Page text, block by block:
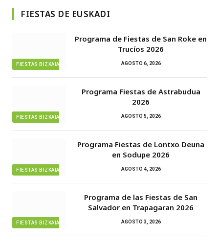
FIESTAS DE EUSKADI
FIESTAS BIZKAIA
Programa de Fiestas de San Roke en
Trucíos 2026
AGOSTO 6, 2026
FIESTAS BIZKAIA
Programa Fiestas de Astrabudua
2026
AGOSTO 5, 2026
FIESTAS BIZKAIA
Programa Fiestas de Lontxo Deuna
en Sodupe 2026
AGOSTO 4, 2026
FIESTAS BIZKAIA
Programa de las Fiestas de San
Salvador en Trapagaran 2026
AGOSTO 3, 2026